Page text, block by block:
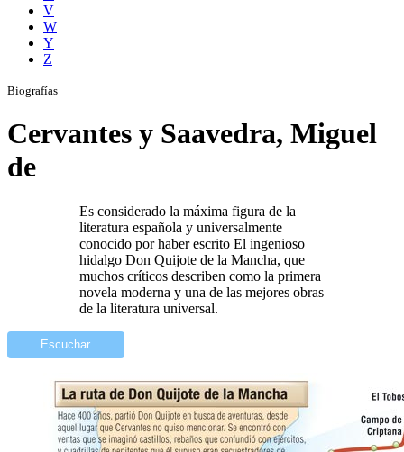
V
W
Y
Z
Biografías
Cervantes y Saavedra, Miguel
de
Es considerado la máxima figura de la
literatura española y universalmente
conocido por haber escrito El ingenioso
hidalgo Don Quijote de la Mancha, que
muchos críticos describen como la primera
novela moderna y una de las mejores obras
de la literatura universal.
Escuchar